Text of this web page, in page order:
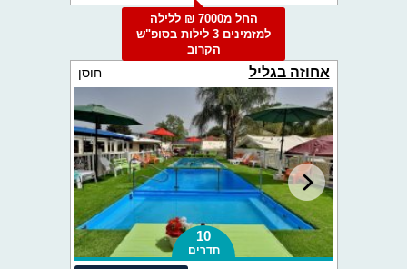
החל מ7000 ₪ ללילה
למזמינים 3 לילות בסופ"ש
הקרוב
אחוזה בגליל חוסן
10
חדרים